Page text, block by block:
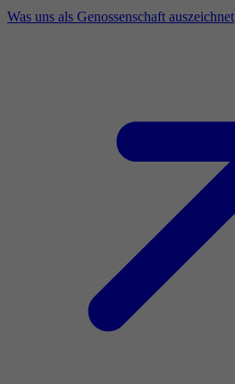
Was uns als Genossenschaft auszeichnet